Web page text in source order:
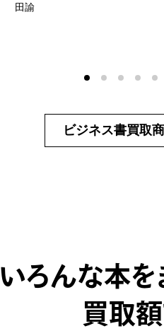
田諭
ビジネス書買取
いろんな本を
買取額